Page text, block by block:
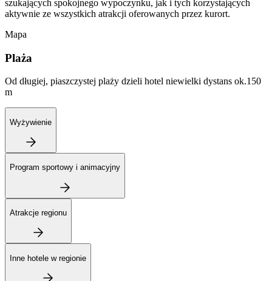
szukających spokojnego wypoczynku, jak i tych korzystających
aktywnie ze wszystkich atrakcji oferowanych przez kurort.
Mapa
Plaża
Od długiej, piaszczystej plaży dzieli hotel niewielki dystans ok.150
m
Wyżywienie
Program sportowy i animacyjny
Atrakcje regionu
Inne hotele w regionie